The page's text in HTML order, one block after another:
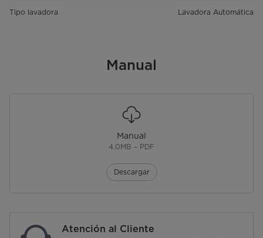
Tipo lavadora Lavadora Automática
Manual
Manual
4.0MB – PDF
Descargar
Atención al Cliente